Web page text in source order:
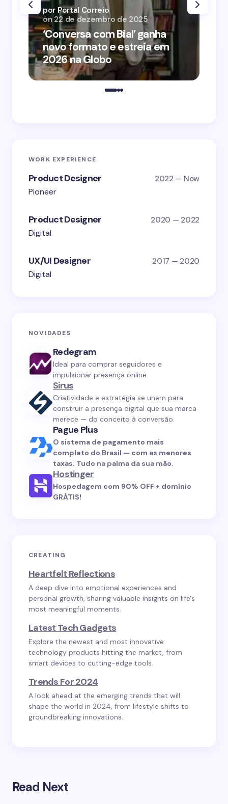
‘Conversa com Bial’ ganha
novo formato e estreia em
2026 na Globo
por Portal Correio
on 22 de dezembro de 2025
WORK EXPERIENCE
Product Designer 2022 — Now
Pioneer
Product Designer 2020 — 2022
Digital
UX/UI Designer 2017 — 2020
Digital
NOVIDADES
Redegram
Ideal para comprar seguidores e
impulsionar presença online.
Sirus
Criatividade e estratégia se unem para
construir a presença digital que sua marca
merece — do conceito à conversão.
Pague Plus
O sistema de pagamento mais
completo do Brasil — com as menores
taxas. Tudo na palma da sua mão.
Hostinger
Hospedagem com 90% OFF + domínio
GRÁTIS!
CREATING
Heartfelt Reflections
A deep dive into emotional experiences and
personal growth, sharing valuable insights on life's
most meaningful moments.
Latest Tech Gadgets
Explore the newest and most innovative
technology products hitting the market, from
smart devices to cutting-edge tools.
Trends For 2024
A look ahead at the emerging trends that will
shape the world in 2024, from lifestyle shifts to
groundbreaking innovations.
Read Next